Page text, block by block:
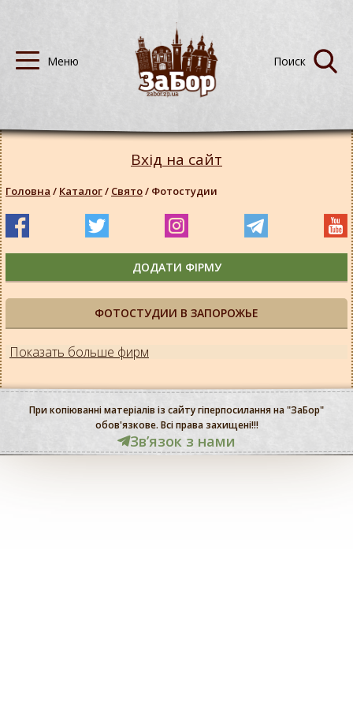
ФОТОСТУДИИ В ЗАПОРОЖЬЕ
Показать больше фирм
Вхід на сайт
Головна / Каталог/ Свято/ Фотостудии
ДОДАТИ ФІРМУ
При копіюванні матеріалів із сайту гіперпосилання на "ЗаБор"
обов'язкове. Всі права захищені!!!
Звʼязок з нами